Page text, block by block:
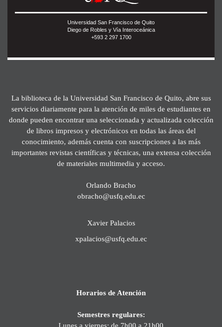
Universidad San Francisco de Quito
Diego de Robles y Vía Interoceánica
+593 2 297 1700
La biblioteca de la Universidad San Francisco de Quito, abre sus
servicios diariamente para la atención de miles de estudiantes en
donde pueden encontrar una seleccionada y actualizada colección
de libros impresos y electrónicos en todas las áreas del
conocimiento, además cuenta con suscripciones a las más
importantes revistas científicas y técnicas, una extensa colección
de materiales multimedia y acceso.
Orlando Bracho
obracho@usfq.edu.ec
Xavier Palacios
xpalacios@usfq.edu.ec
Horarios de Atención
Semestres regulares:
Lunes a viernes: de 7h00 a 21h00